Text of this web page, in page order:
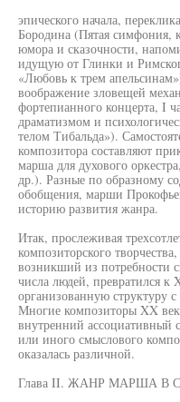
эпического начала,
Бородина (Пятая симфония,
юмора и сказочности,
идущую от Глинки и
«Любовь к трем
воображение зловещей
фортепианного концерта, I
драматизмом и
телом Тибальда»).
композитора составляют
марша для духового
др.). Разные по образному
обобщения, марши
историю развития жанра.
Итак, прослеживая
композиторского
возникший из потребности
числа людей, превратился к
организованную структуру
Многие композиторы XX
внутренний ассоциативный
или иного смыслового
оказалась различной.
Глава II. ЖАНР МАРША В